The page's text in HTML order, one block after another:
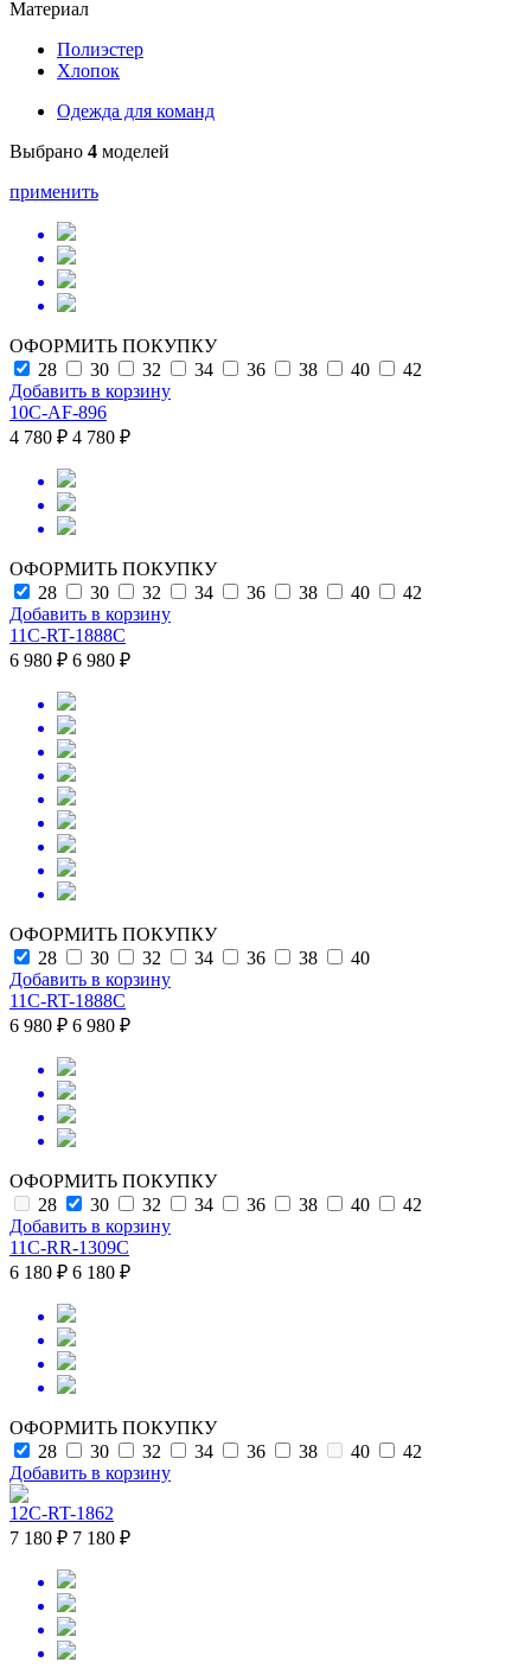
Материал
Полиэстер
Хлопок
Одежда для команд
Выбрано 4 моделей
применить
ОФОРМИТЬ ПОКУПКУ
28
30 32 34 36 38 40
42
Добавить в корзину
10C-AF-896
4 780 ₽ 4 780 ₽
ОФОРМИТЬ ПОКУПКУ
28
30 32 34 36 38 40
42
Добавить в корзину
11C-RT-1888C
6 980 ₽ 6 980 ₽
ОФОРМИТЬ ПОКУПКУ
28
30 32 34 36 38
40
Добавить в корзину
11C-RT-1888C
6 980 ₽ 6 980 ₽
ОФОРМИТЬ ПОКУПКУ
28
30 32 34 36 38 40
42
Добавить в корзину
11C-RR-1309C
6 180 ₽ 6 180 ₽
ОФОРМИТЬ ПОКУПКУ
28
30 32 34 36 38 40
42
Добавить в корзину
12C-RT-1862
7 180 ₽ 7 180 ₽